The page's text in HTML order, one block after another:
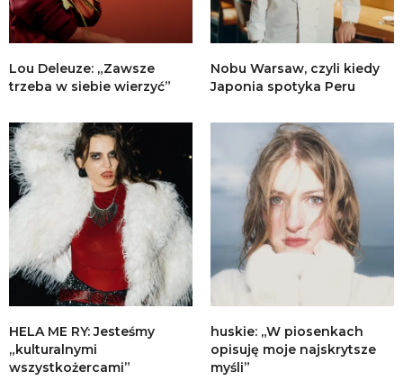
Lou Deleuze: „Zawsze
trzeba w siebie wierzyć”
Nobu Warsaw, czyli kiedy
Japonia spotyka Peru
HELA ME RY: Jesteśmy
„kulturalnymi
wszystkożercami”
huskie: „W piosenkach
opisuję moje najskrytsze
myśli”